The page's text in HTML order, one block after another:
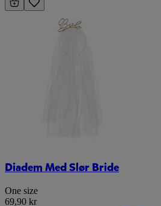
Diadem Med Slør Bride
One size
69,90 kr